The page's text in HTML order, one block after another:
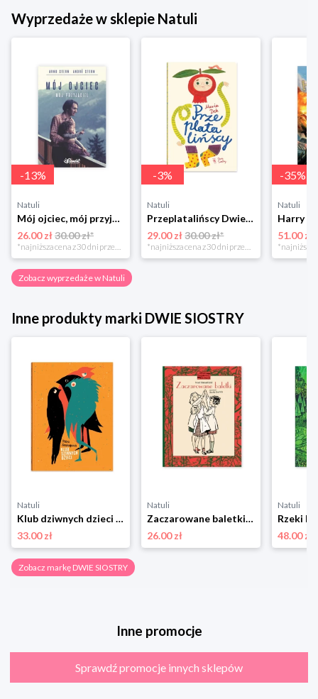
Wyprzedaże w sklepie Natuli
-13%
Natuli
Mój ojciec, mój przyjaciel Element
26.00 zł30.00 zł*
*najniższa cena z 30 dni przed obniżką
-3%
Natuli
Przeplatalińscy Dwie siostry
29.00 zł 30.00 zł*
*najniższa cena z 30 dni przed obniżką
-35%
Natuli
51.00 zł
Zobacz wyprzedaże w Natuli
Inne produkty marki DWIE SIOSTRY
Natuli
Klub dziwnych dzieci Dwie siostry
33.00 zł
Natuli
Zaczarowane baletki Dwie siostry
26.00 zł
Natuli
Rzeki
48.00 zł
Zobacz markę DWIE SIOSTRY
Inne promocje
Sprawdź promocje innych sklepów